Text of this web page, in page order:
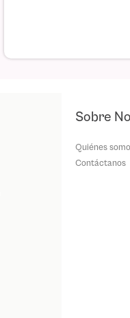
Sobre
Quiénes
Contáctanos